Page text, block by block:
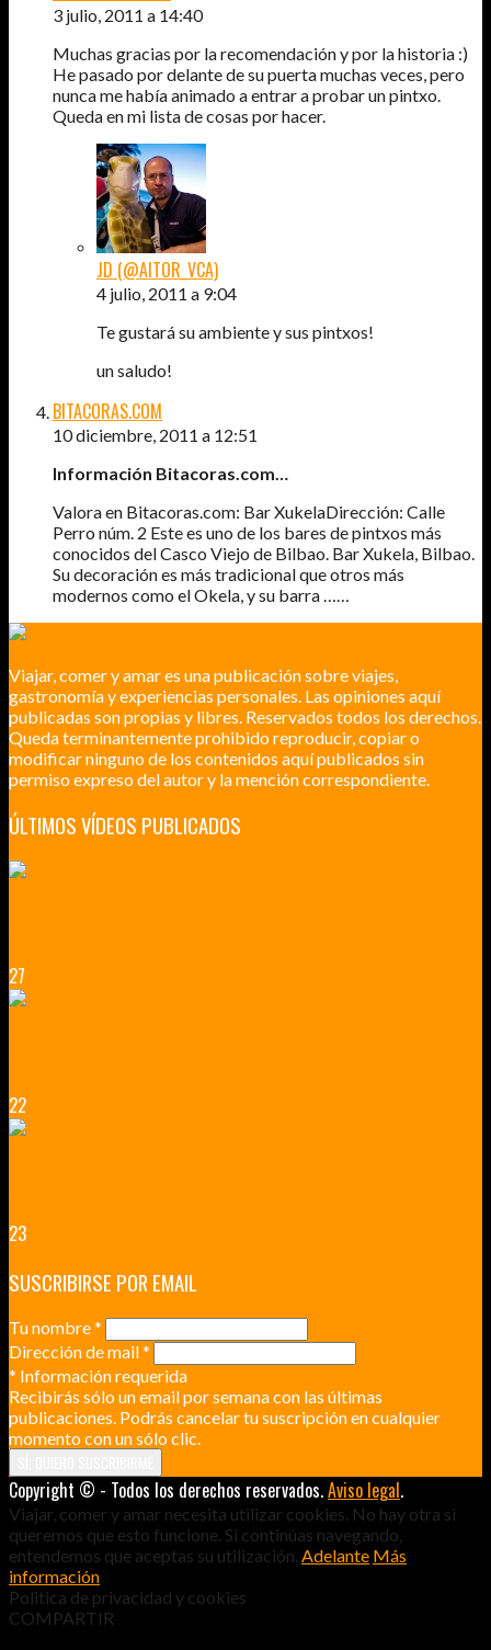
3 julio, 2011 a 14:40
Muchas gracias por la recomendación y por la historia :)
He pasado por delante de su puerta muchas veces, pero
nunca me había animado a entrar a probar un pintxo.
Queda en mi lista de cosas por hacer.
JD (@AITOR_VCA)
4 julio, 2011 a 9:04
Te gustará su ambiente y sus pintxos!
un saludo!
BITACORAS.COM
10 diciembre, 2011 a 12:51
Información Bitacoras.com…
Valora en Bitacoras.com: Bar XukelaDirección: Calle
Perro núm. 2 Este es uno de los bares de pintxos más
conocidos del Casco Viejo de Bilbao. Bar Xukela, Bilbao.
Su decoración es más tradicional que otros más
modernos como el Okela, y su barra ……
Viajar, comer y amar es una publicación sobre viajes,
gastronomía y experiencias personales. Las opiniones aquí
publicadas son propias y libres. Reservados todos los derechos.
Queda terminantemente prohibido reproducir, copiar o
modificar ninguno de los contenidos aquí publicados sin
permiso expreso del autor y la mención correspondiente.
ÚLTIMOS VÍDEOS PUBLICADOS
27
22
23
SUSCRIBIRSE POR EMAIL
Tu nombre*
Dirección de mail*
* Información requerida
Recibirás sólo un email por semana con las últimas
publicaciones. Podrás cancelar tu suscripción en cualquier
momento con un sólo clic.
Copyright © - Todos los derechos reservados.Aviso legal.
Viajar, comer y amar necesita utilizar cookies. No hay otra si
queremos que esto funcione. Si continúas navegando,
entendemos que aceptas su utilización. Adelante Más
información
Politica de privacidad y cookies
COMPARTIR